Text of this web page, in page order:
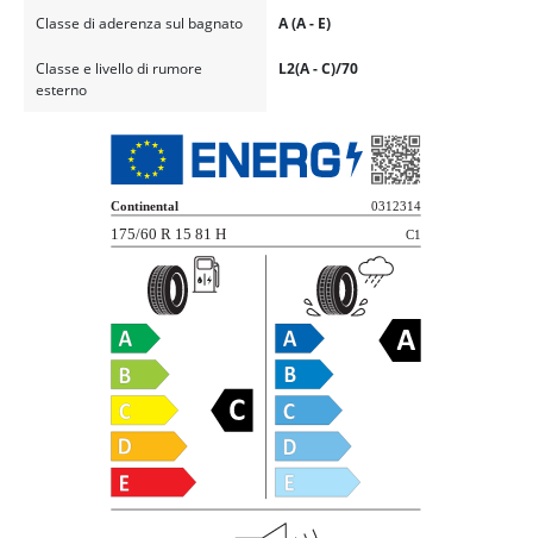
Classe di aderenza sul bagnato A (A - E)
Classe e livello di rumore
esterno
L2(A - C)/70